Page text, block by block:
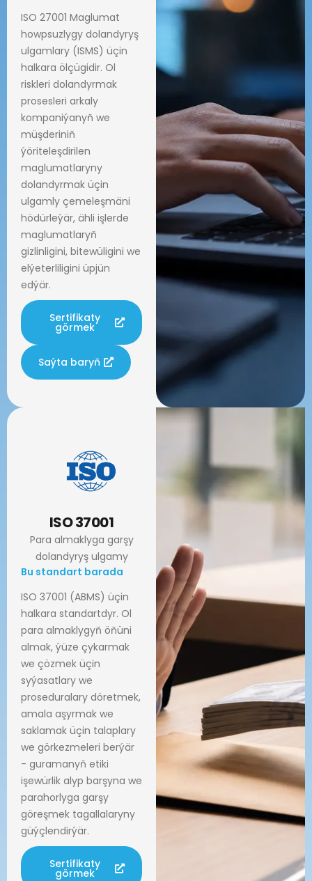
ISO 27001 Maglumat
howpsuzlygy dolandyryş
ulgamlary (ISMS) üçin
halkara ölçügidir. Ol
riskleri dolandyrmak
prosesleri arkaly
kompaniýanyň we
müşderiniň
ýöriteleşdirilen
maglumatlaryny
dolandyrmak üçin
ulgamly çemeleşmäni
hödürleýär, ähli işlerde
maglumatlaryň
gizlinligini, bitewüligini we
elýeterliligini üpjün
edýär.
Sertifikaty
görmek
Saýta baryň
ISO 37001
Para almaklyga garşy
dolandyryş ulgamy
Bu standart barada
ISO 37001 (ABMS) üçin
halkara standartdyr. Ol
para almaklygyň öňüni
almak, ýüze çykarmak
we çözmek üçin
syýasatlary we
proseduralary döretmek,
amala aşyrmak we
saklamak üçin talaplary
we görkezmeleri berýär
- guramanyň etiki
işewürlik alyp barşyna we
parahorlyga garşy
göreşmek tagallalaryny
güýçlendirýär.
Sertifikaty
görmek